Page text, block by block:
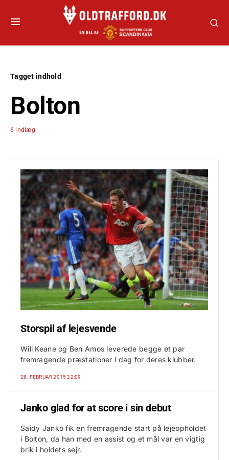
Tagget indhold
Bolton
6 indlæg
Storspil af lejesvende
Will Keane og Ben Amos leverede begge et par
fremragende præstationer i dag for deres klubber.
28. FEBRUAR 2015 22:09
Janko glad for at score i sin debut
Saidy Janko fik en fremragende start på lejeopholdet
i Bolton, da han med en assist og et mål var en vigtig
brik i holdets sejr.